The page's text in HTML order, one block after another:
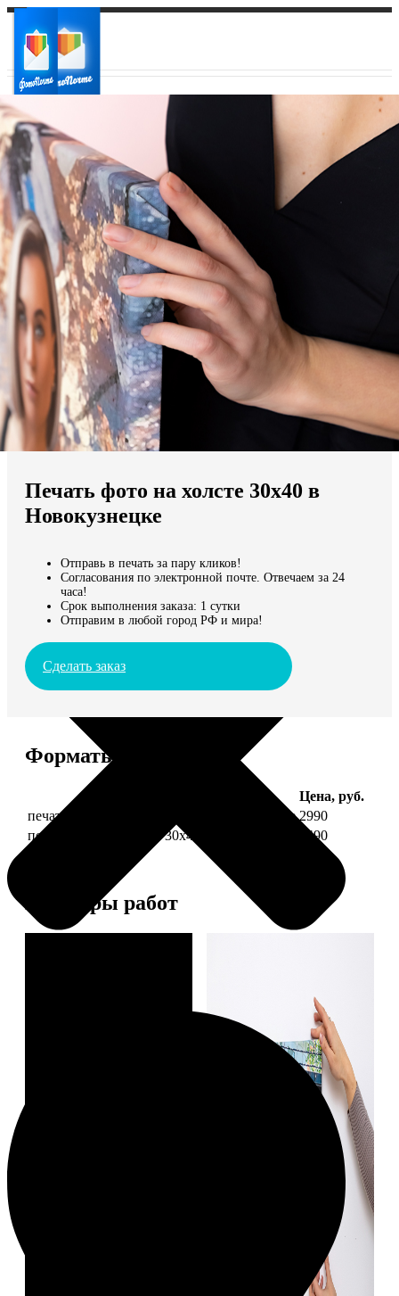
Ваш город:
Ваш регион доставки
Выберите из списка:
Мы доставляем по всему миру
Продолжить без города
Печать фото на холсте 30х40 в
Новокузнецке
Отправь в печать за пару кликов!
Согласования по электронной почте. Отвечаем за 24
часа!
Срок выполнения заказа: 1 сутки
Отправим в любой город РФ и мира!
Сделать заказ
Форматы и цены
Цена, руб.
печать фото на холсте 30х40 на подрамнике 2990
печать фото на холсте 30х40 в раме
5490
Примеры работ